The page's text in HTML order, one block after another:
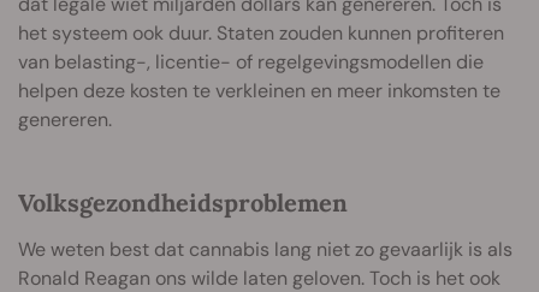
het systeem ook duur. Staten zouden kunnen profiteren
van belasting-, licentie- of regelgevingsmodellen die
helpen deze kosten te verkleinen en meer inkomsten te
genereren.
Volksgezondheidsproblemen
We weten best dat cannabis lang niet zo gevaarlijk is als
Ronald Reagan ons wilde laten geloven. Toch is het ook